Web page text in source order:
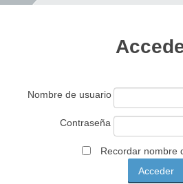
Nombre de usuario
Contraseña
Recordar nombre